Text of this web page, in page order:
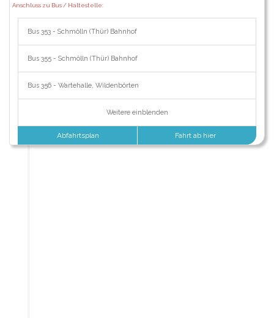
Anschluss zu Bus / Haltestelle:
Bus 353 - Schmölln (Thür) Bahnhof
Bus 355 - Schmölln (Thür) Bahnhof
Bus 356 - Wartehalle, Wildenbörten
Weitere einblenden
Abfahrtsplan Fahrt ab hier